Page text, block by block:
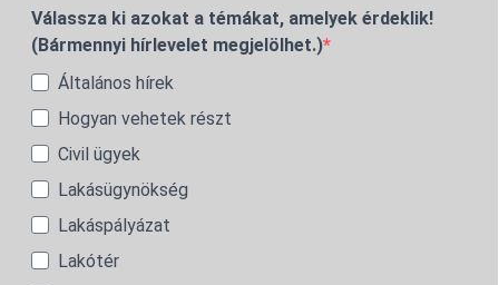
Válassza ki azokat a témákat, amelyek érdeklik!
(Bármennyi hírlevelet megjelölhet.)
Általános hírek
Hogyan vehetek részt
Civil ügyek
Lakásügynökség
Lakáspályázat
Lakótér